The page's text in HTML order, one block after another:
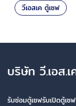
วีเอสเค ตู้เซฟ
บริษัท วี.เอส.
รับซ่อมตู้เซฟรับเปิดตู้เ